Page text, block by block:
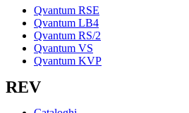
Qvantum RSE
Qvantum LB4
Qvantum RS/2
Qvantum VS
Qvantum KVP
REV